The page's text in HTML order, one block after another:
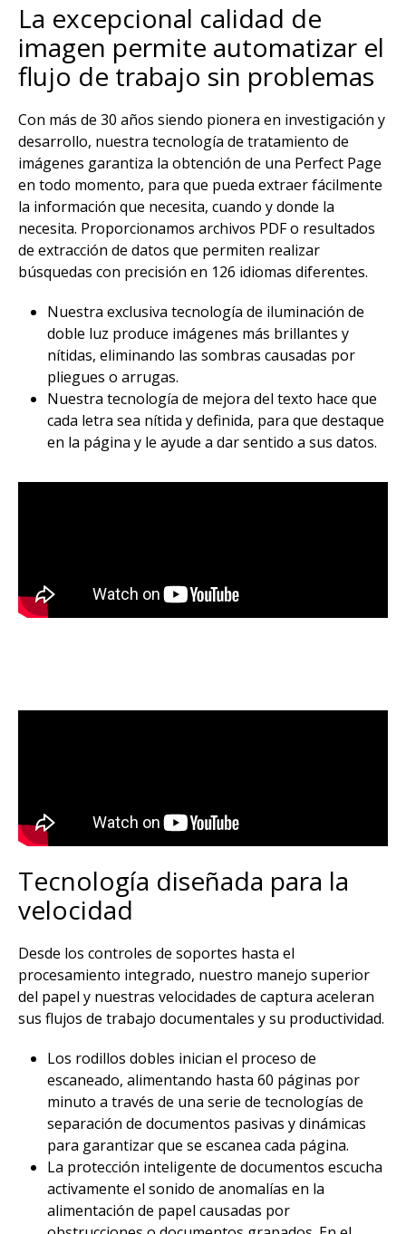
La excepcional calidad de
imagen permite automatizar el
flujo de trabajo sin problemas​
Con más de 30 años siendo pionera en investigación y
desarrollo, nuestra tecnología de tratamiento de
imágenes garantiza la obtención de una Perfect Page
en todo momento, para que pueda extraer fácilmente
la información que necesita, cuando y donde la
necesita. Proporcionamos archivos PDF o resultados
de extracción de datos que permiten realizar
búsquedas con precisión en 126 idiomas diferentes. ​
Nuestra exclusiva tecnología de iluminación de
doble luz produce imágenes más brillantes y
nítidas, eliminando las sombras causadas por
pliegues o arrugas.​
Nuestra tecnología de mejora del texto hace que
cada letra sea nítida y definida, para que destaque
en la página y le ayude a dar sentido a sus datos.​
Tecnología diseñada para la
velocidad​
Desde los controles de soportes hasta el
procesamiento integrado, nuestro manejo superior
del papel y nuestras velocidades de captura aceleran
sus flujos de trabajo documentales y su productividad. ​
Los rodillos dobles inician el proceso de
escaneado, alimentando hasta 60 páginas por
minuto a través de una serie de tecnologías de
separación de documentos pasivas y dinámicas
para garantizar que se escanea cada página.​
La protección inteligente de documentos escucha
activamente el sonido de anomalías en la
alimentación de papel causadas por